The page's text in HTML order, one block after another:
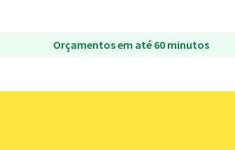
Orçamentos em até 60 minutos